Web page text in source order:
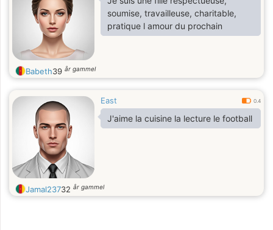
soumise, travailleuse, charitable,
pratique l amour du prochain
Babeth39 år gammel
East 0.4
J'aime la cuisine la lecture le football
Jamal23732 år gammel